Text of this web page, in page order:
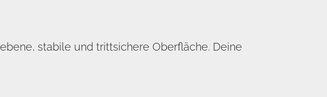
stabile und trittsichere Oberfläche. Deine